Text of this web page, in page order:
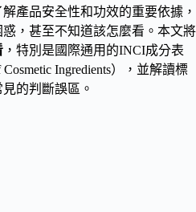
產品安全性和功效的重要依據，
，甚至不知道該怎麼看。本文將
，特別是國際通用的INCI成分表
Cosmetic Ingredients），並解讀標
的判斷誤區。